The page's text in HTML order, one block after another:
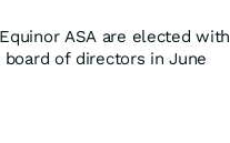
ASA are elected with
of directors in June